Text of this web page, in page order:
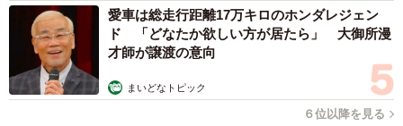
愛車は総走行距離17万キロのホンダレジェン
ド 「どなたか欲しい方が居たら」 大御所漫
才師が譲渡の意向
まいどなトピック
６位以降を見る